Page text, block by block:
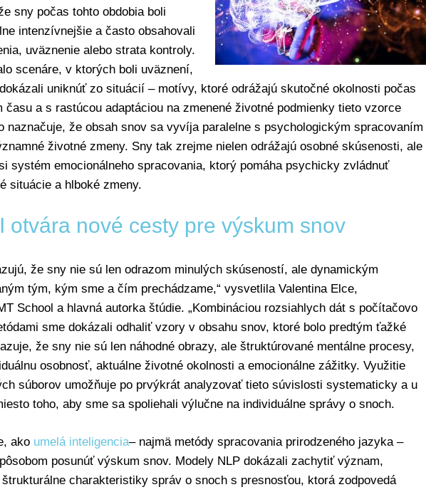
sny počas tohto obdobia boli
intenzívnejšie a často obsahovali
uväznenie alebo strata kontroly.
scenáre, v ktorých boli uväznení,
uniknúť zo situácií – motívy, ktoré odrážajú skutočné okolnosti počas
času a s rastúcou adaptáciou na zmenené životné podmienky tieto vzorce
naznačuje, že obsah snov sa vyvíja paralelne s psychologickým spracovaním
životné zmeny. Sny tak zrejme nielen odrážajú osobné skúsenosti, ale
systém emocionálneho spracovania, ktorý pomáha psychicky zvládnuť
situácie a hlboké zmeny.
otvára nové cesty pre výskum snov
že sny nie sú len odrazom minulých skúseností, ale dynamickým
tým, kým sme a čím prechádzame,“ vysvetlila Valentina Elce,
School a hlavná autorka štúdie. „Kombináciou rozsiahlych dát s počítačovo
sme dokázali odhaliť vzory v obsahu snov, ktoré bolo predtým ťažké
že sny nie sú len náhodné obrazy, ale štruktúrované mentálne procesy,
osobnosť, aktuálne životné okolnosti a emocionálne zážitky. Využitie
súborov umožňuje po prvýkrát analyzovať tieto súvislosti systematicky a u
toho, aby sme sa spoliehali výlučne na individuálne správy o snoch.
ako umelá inteligencia– najmä metódy spracovania prirodzeného jazyka –
posunúť výskum snov. Modely NLP dokázali zachytiť význam,
charakteristiky správ o snoch s presnosťou, ktorá zodpovedá